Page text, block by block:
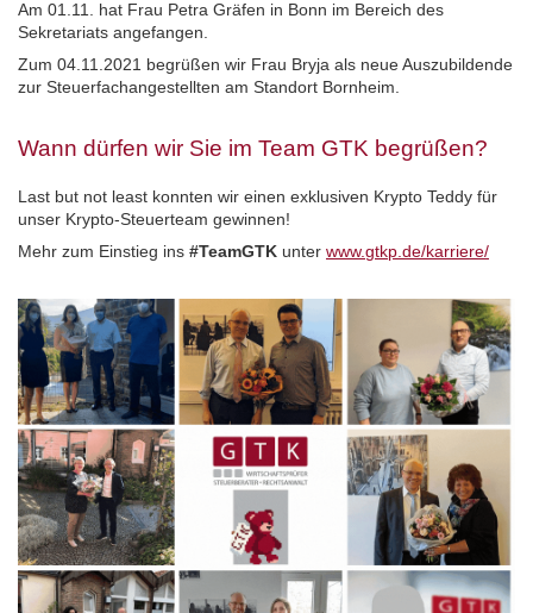
Am 01.11. hat Frau Petra Gräfen in Bonn im Bereich des
Sekretariats angefangen.
Zum 04.11.2021 begrüßen wir Frau Bryja als neue Auszubildende
zur Steuerfachangestellten am Standort Bornheim.
Wann dürfen wir Sie im Team GTK begrüßen?
Last but not least konnten wir einen exklusiven Krypto Teddy für
unser Krypto-Steuerteam gewinnen!
Mehr zum Einstieg ins #TeamGTK unter www.gtkp.de/karriere/